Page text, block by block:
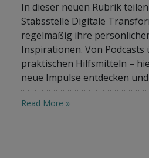
In dieser neuen Rubrik
Stabsstelle Digitale
regelmäßig ihre
Inspirationen. Von
praktischen Hilfsmitteln –
neue Impulse entdecken
Read More »